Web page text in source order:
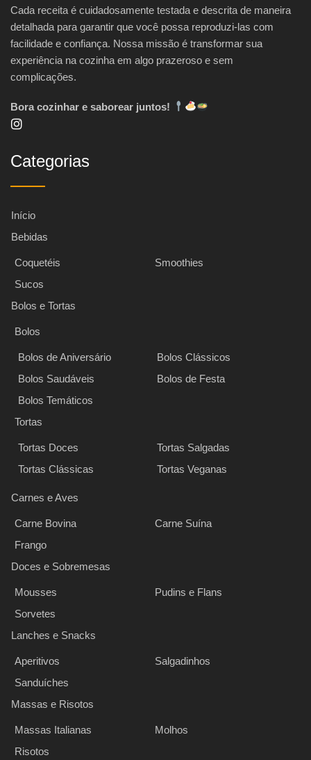
Cada receita é cuidadosamente testada e descrita de maneira
detalhada para garantir que você possa reproduzi-las com
facilidade e confiança. Nossa missão é transformar sua
experiência na cozinha em algo prazeroso e sem
complicações.
Bora cozinhar e saborear juntos!
Categorias
Início
Bebidas
Coquetéis
Smoothies
Sucos
Bolos e Tortas
Bolos
Bolos de Aniversário
Bolos Clássicos
Bolos Saudáveis
Bolos de Festa
Bolos Temáticos
Tortas
Tortas Doces
Tortas Salgadas
Tortas Clássicas
Tortas Veganas
Carnes e Aves
Carne Bovina
Carne Suína
Frango
Doces e Sobremesas
Mousses
Pudins e Flans
Sorvetes
Lanches e Snacks
Aperitivos
Salgadinhos
Sanduíches
Massas e Risotos
Massas Italianas
Molhos
Risotos